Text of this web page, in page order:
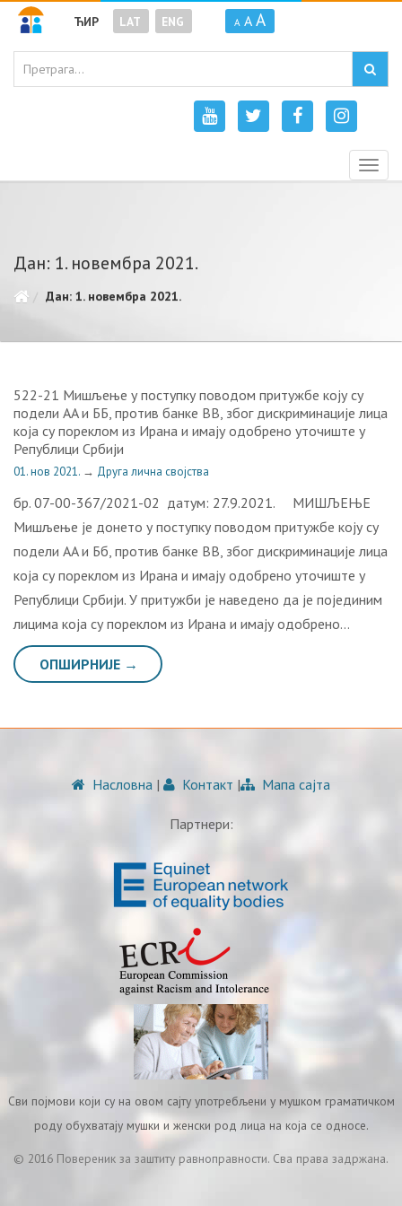
ЋИР LAT ENG A A A
Дан: 1. новембра 2021.
Дан: 1. новембра 2021.
522-21 Мишљење у поступку поводом притужбе коју су
подeли AA и ББ, против банке ВВ, због дискриминације лица
која су пореклом из Ирана и имају одобрено уточиште у
Републици Србији
01. нов 2021. → Друга лична својства
бр. 07-00-367/2021-02 датум: 27.9.2021. МИШЉЕЊЕ
Мишљење је донето у поступку поводом притужбе коју су
подeли AA и Бб, против банке ВВ, због дискриминације лица
која су пореклом из Ирана и имају одобрено уточиште у
Републици Србији. У притужби је наведено да је појединим
лицима која су пореклом из Ирана и имају одобрено…
ОПШИРНИЈЕ →
Насловна | Контакт | Мапа сајта
Партнери:
Сви појмови који су на овом сајту употребљени у мушком граматичком
роду обухватају мушки и женски род лица на која се односе.
© 2016 Повереник за заштиту равноправности. Сва права задржана.